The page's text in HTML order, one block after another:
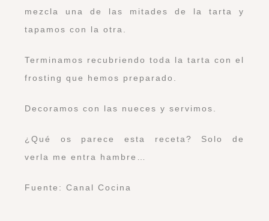
mezcla una de las mitades de la tarta y
tapamos con la otra.
Terminamos recubriendo toda la tarta con el
frosting que hemos preparado.
Decoramos con las nueces y servimos.
¿Qué os parece esta receta? Solo de
verla me entra hambre…
Fuente: Canal Cocina